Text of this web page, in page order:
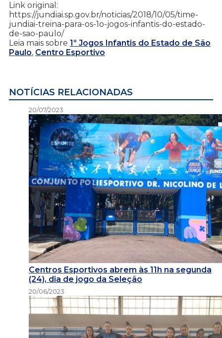
Link original:
https://jundiai.sp.gov.br/noticias/2018/10/05/time-
jundiai-treina-para-os-1o-jogos-infantis-do-estado-
de-sao-paulo/
Leia mais sobre 1º Jogos Infantis do Estado de São
Paulo, Centro Esportivo
NOTÍCIAS RELACIONADAS
20/07/2023
Centros Esportivos abrem às 11h na segunda
(24), dia de jogo da Seleção
20/06/2023